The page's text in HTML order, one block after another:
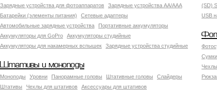
Зарядные устройства для фотоаппаратов
Зарядные устройства AA/AAA
Батарейки (элементы питания)
Сетевые адаптеры
Автомобильные зарядные устройства
Портативные аккумуляторы
Аккумуляторы для GoPro
Аккумуляторы студийные
Аккумуляторы для накамерных вспышек
Зарядные устройства студийные
(SD)
USB
Штативы и моноподы
Моноподы Уровни Панорамные головы Штативные головы
Слайдеры
Штативы
Чехлы для штативов
Аксессуары для штативов